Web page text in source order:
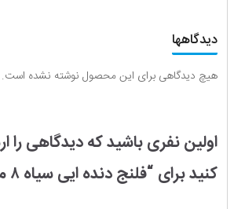
دیدگاهها
هیچ دیدگاهی برای این محصول نوشته نشده است.
اولین نفری باشید که دیدگاهی را
کنید برای “فلنج دنده ایی سیاه ۸ میل ایرانی”